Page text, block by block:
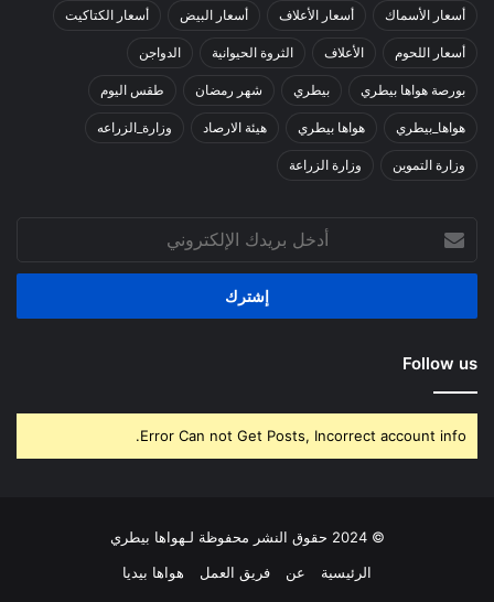
أسعار الأسماك أسعار الأعلاف أسعار البيض أسعار الكتاكيت
أسعار اللحوم الأعلاف الثروة الحيوانية الدواجن
بورصة هواها بيطري بيطري شهر رمضان طقس اليوم
هواها_بيطري هواها بيطري هيئة الارصاد وزارة_الزراعه
وزارة التموين وزارة الزراعة
بريدك
الإلكتروني
Follow us
Error Can not Get Posts, Incorrect account info.
© 2024 حقوق النشر محفوظة لـهواها بيطري
الرئيسية
عن فريق العمل هواها بيديا